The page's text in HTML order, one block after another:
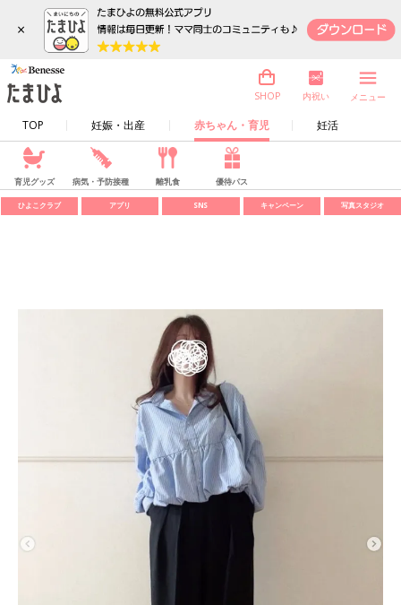
×
TOP 妊娠・出産 赤ちゃん・育児 妊活
SHOP 内祝い メニュー
育児グッズ 病気・予防接種 離乳食 優待パス
ひよこクラブ アプリ SNS キャンペーン 写真スタジオ